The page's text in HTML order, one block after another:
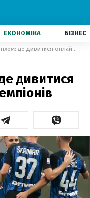
ЕКОНОМІКА БІЗНЕС
Інтер – Тоттенхем: де дивитися онлайн матч Ліги чемпіонів
дивитися